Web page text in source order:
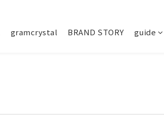
gramcrystal BRAND STORY guide